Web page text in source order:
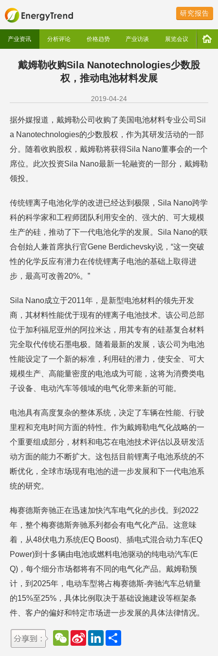
研究报告
产业资讯 分析评论 价格趋势 产业访谈 展览会议
戴姆勒收购Sila Nanotechnologies少数股
权，推动电池材料发展
2019-04-24
据外媒报道，戴姆勒公司收购了美国电池材料专业公司Sil
a Nanotechnologies的少数股权，作为其研发活动的一部
分。随着收购股权，戴姆勒将获得Sila Nano董事会的一个
席位。此次投资Sila Nano最新一轮融资的一部分，戴姆勒
领投。
传统锂离子电池化学的改进已经达到极限，Sila Nano跨学
科的科学家和工程师团队利用安全的、强大的、可大规模
生产的硅，推动了下一代电池化学的发展。Sila Nano的联
合创始人兼首席执行官Gene Berdichevsky说，“这一突破
性的化学反应有潜力在传统锂离子电池的基础上取得进
步，最高可改善20%。”
Sila Nano成立于2011年，是新型电池材料的领先开发
商，其材料性能优于现有的锂离子电池技术。该公司总部
位于加利福尼亚州的阿拉米达，用其专有的硅基复合材料
完全取代传统石墨电极。随着最新的发展，该公司为电池
性能设定了一个新的标准，利用硅的潜力，使安全、可大
规模生产、高能量密度的电池成为可能，这将为消费类电
子设备、电动汽车等领域的电气化带来新的可能。
电池具有高度复杂的整体系统，决定了车辆在性能、行驶
里程和充电时间方面的特性。作为戴姆勒电气化战略的一
个重要组成部分，材料和电芯在电池技术评估以及研发活
动方面的能力不断扩大。这包括目前锂离子电池系统的不
断优化，全球市场现有电池的进一步发展和下一代电池系
统的研究。
梅赛德斯奔驰正在迅速加快汽车电气化的步伐。到2022
年，整个梅赛德斯奔驰系列都会有电气化产品。这意味
着，从48伏电力系统(EQ Boost)、插电式混合动力车(EQ
Power)到十多辆由电池或燃料电池驱动的纯电动汽车(E
Q)，每个细分市场都将有不同的电气化产品。戴姆勒预
计，到2025年，电动车型将占梅赛德斯-奔驰汽车总销量
的15%至25%，具体比例取决于基础设施建设等框架条
件、客户的偏好和特定市场进一步发展的具体法律情况。
W
e
S
L